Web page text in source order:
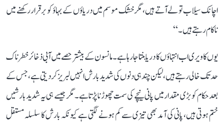
اچانک سیلاب تو لے آتے ہیں، مگر خشک موسم میں دریاؤں کے بہاؤ کو برقرار رکھنے میں
ناکام رہتے ہیں۔‘‘
یوں کاویری اب انتہاؤں کا دریا بنتا جا رہا ہے۔ مانسون کے بیشتر حصے میں آبی ذخائر خطرناک
حد تک خالی رہتے ہیں، لیکن چند ہی دنوں کی شدید بارش انہیں لبریز کر دیتی ہے، جس کے
بعد حکام کو بڑی مقدار میں پانی نیچے کی سمت چھوڑنا پڑتا ہے۔ مگر جیسے ہی یہ شدید بارشیں
ختم ہوتی ہیں، پانی کی آمد بھی تیزی سے کم ہونے لگتی ہے کیونکہ بارش کا سلسلہ مستقل